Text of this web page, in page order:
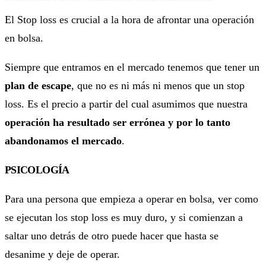
El Stop loss es crucial a la hora de afrontar una operación
en bolsa.
Siempre que entramos en el mercado tenemos que tener un
plan de escape, que no es ni más ni menos que un stop
loss. Es el precio a partir del cual asumimos que nuestra
operación ha resultado ser errónea y por lo tanto
abandonamos el mercado.
PSICOLOGÍA
Para una persona que empieza a operar en bolsa, ver como
se ejecutan los stop loss es muy duro, y si comienzan a
saltar uno detrás de otro puede hacer que hasta se
desanime y deje de operar.